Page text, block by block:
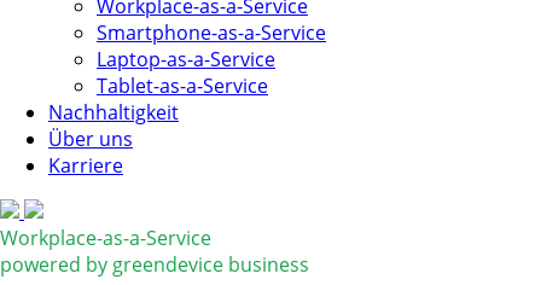
Workplace-as-a-Service
Smartphone-as-a-Service
Laptop-as-a-Service
Tablet-as-a-Service
Nachhaltigkeit
Über uns
Karriere
Workplace-as-a-Service
powered by greendevice business